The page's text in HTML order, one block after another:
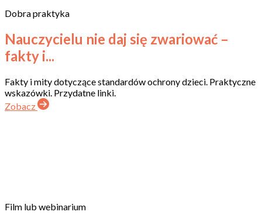
Dobra praktyka
Nauczycielu nie daj się zwariować –
fakty i...
Fakty i mity dotyczące standardów ochrony dzieci. Praktyczne
wskazówki. Przydatne linki.
Zobacz
Film lub webinarium